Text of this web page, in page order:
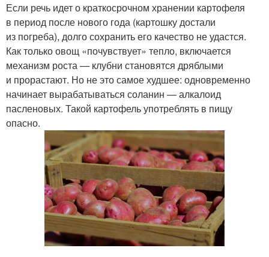
Если речь идет о краткосрочном хранении картофеля
в период после нового года (картошку достали
из погреба), долго сохранить его качество не удастся.
Как только овощ «почувствует» тепло, включается
механизм роста — клубни становятся дряблыми
и прорастают. Но не это самое худшее: одновременно
начинает вырабатываться соланин — алкалоид
пасленовых. Такой картофель употреблять в пищу
опасно.